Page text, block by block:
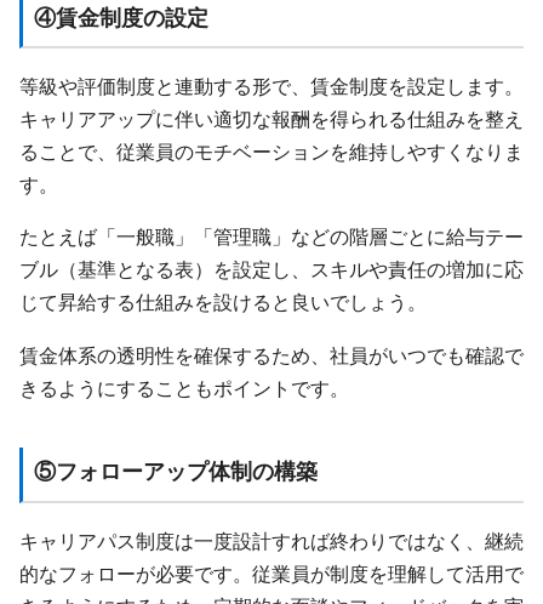
④賃金制度の設定
等級や評価制度と連動する形で、賃金制度を設定します。
キャリアアップに伴い適切な報酬を得られる仕組みを整え
ることで、従業員のモチベーションを維持しやすくなりま
す。
たとえば「一般職」「管理職」などの階層ごとに給与テー
ブル（基準となる表）を設定し、スキルや責任の増加に応
じて昇給する仕組みを設けると良いでしょう。
賃金体系の透明性を確保するため、社員がいつでも確認で
きるようにすることもポイントです。
⑤フォローアップ体制の構築
キャリアパス制度は一度設計すれば終わりではなく、継続
的なフォローが必要です。従業員が制度を理解して活用で